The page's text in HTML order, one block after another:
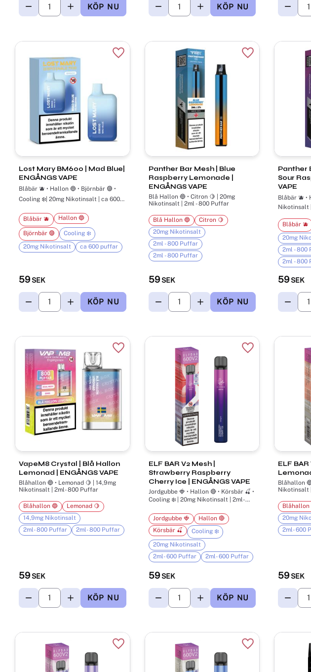
Lost Mary BM600 ​| Mad Blue|
ENGÅNGS VAPE
Blåbär 🫐 • Hallon 🔵 • Björnbär 🟣 •
Cooling ❄️| 20mg Nikotinsalt | ca 600
59 SEK
Blåbär 🫐 Hallon 🔵
Björnbär 🟣
Cooling ❄️
20mg Nikotinsalt
ca 600 puffar
Lägg till i favoriter
Panther Bar Mesh ​| Blue
Raspberry Lemonade |
ENGÅNGS VAPE
Blå Hallon 🔵 • Citron 🍋 | 20mg
Nikotinsalt | 2ml - 800 Puffar
59SEK
Blå Hallon 🔵
Citron 🍋
20mg Nikotinsalt
2ml - 800 Puffar
2ml - 800 Puffar
Lägg till i
Panther
Sour
VAPE
Blåbär 🫐 • Hallon🔴 | 20mg
Nikotinsalt
59 SEK
Blåbär 🫐
20mg
2ml - 800
2ml - 800
VapeM8 Crystal | Blå Hallon
Lemonad | ENGÅNGS VAPE
Blåhallon 🔵 • Lemonad 🍋 | 14,9mg
Nikotinsalt | 2ml- 800 Puffar
59 SEK
Blåhallon 🔵
Lemonad 🍋
14,9mg Nikotinsalt
2ml- 800 Puffar
2ml- 800 Puffar
Lägg till i favoriter
ELF BAR V2 Mesh |
Strawberry Raspberry
Cherry Ice | ENGÅNGS VAPE
Jordgubbe 🍓 • Hallon 🔴 • Körsbär 🍒 •
Cooling ❄️ | 20mg Nikotinsalt | 2ml-
59SEK
Jordgubbe 🍓
Hallon 🔴
Körsbär 🍒
Cooling ❄️
20mg Nikotinsalt
2ml- 600 Puffar
2ml- 600 Puffar
Lägg till i
ELF
Blåhallon 🔵 •
59 SEK
Blåhallon
20mg
2ml- 600
Lägg till i favoriter Lägg till i favoriter